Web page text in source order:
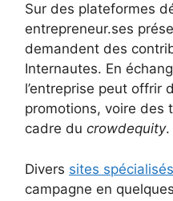
Sur des plateformes
entrepreneur.ses
demandent des
Internautes. En
l’entreprise peut offrir
promotions, voire des
cadre du crowdequity.
Divers sites spécialisés
campagne en